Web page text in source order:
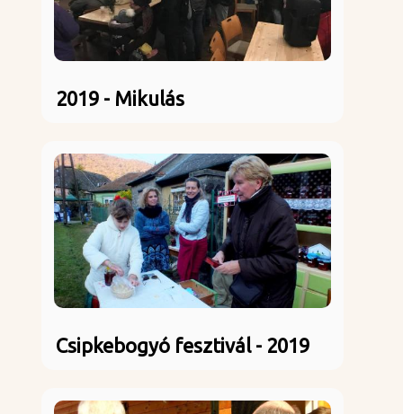
2019 - Mikulás
Csipkebogyó fesztivál - 2019